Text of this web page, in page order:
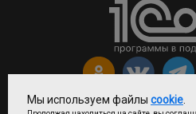
Мы используем файлы cookie